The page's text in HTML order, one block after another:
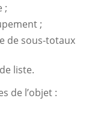
;
;
de sous-totaux
liste.
de l’objet :